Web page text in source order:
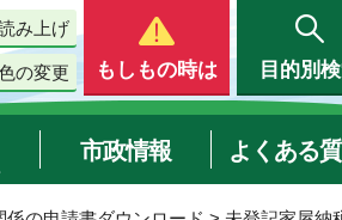
み上げ
の変更 もしもの時は 目的別
市政情報 よくある